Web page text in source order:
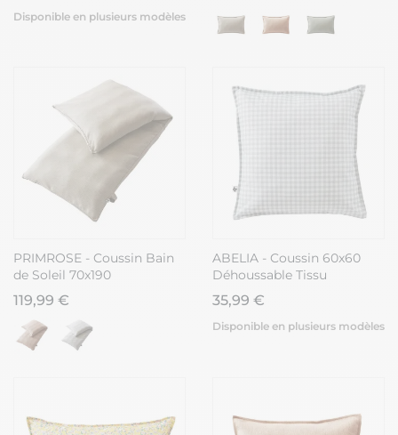
Disponible en plusieurs modèles
PRIMROSE - Coussin Bain
de Soleil 70x190
Déhoussable Tissu
Déperlant Sable
119,99 €
ABELIA - Coussin 60x60
Déhoussable Tissu
Déperlant Motif Vichy
35,99 €
Disponible en plusieurs modèles